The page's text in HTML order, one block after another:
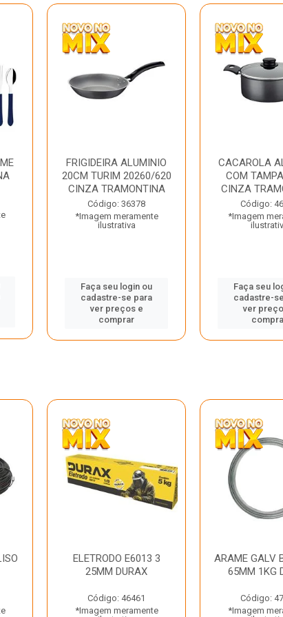
FRIGIDEIRA ALUMINIO
20CM TURIM 20260/620
CINZA TRAMONTINA
Código: 36378
*Imagem meramente
ilustrativa
Faça seu login ou
cadastre-se para
ver preços e
comprar
CACAROLA
COM
CINZA
Código:
*Imagem
Faça seu
cadastre-
ver
ELETRODO E6013 3
25MM DURAX
Código: 46461
*Imagem meramente
ARAME GALV
65MM 1KG
Código:
*Imagem